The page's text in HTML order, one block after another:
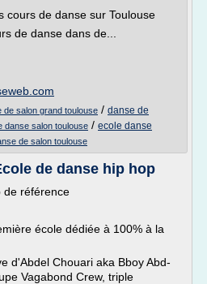
cours de danse sur Toulouse
de danse dans de...
de salon grand toulouse / danse de
danse salon toulouse / ecole danse
de salon toulouse
de danse hip hop
de référence
école dédiée à 100% à la
d'Abdel Chouari aka Bboy Abd-
Vagabond Crew, triple